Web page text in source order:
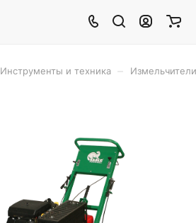
Инструменты и техника Измельчители